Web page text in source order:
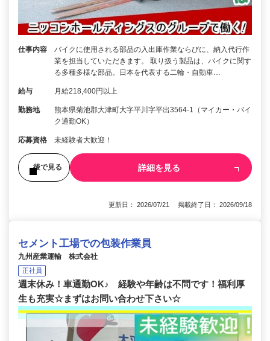
仕事内容
バイクに使用される部品の入出庫作業ならびに、納入代行作
業を担当していただきます。 取り扱う製品は、バイクに関す
る多種多様な部品。日本を代表する二輪・自動車…
給与 月給218,400円以上
勤務地
熊本県菊池郡大津町大字平川字平出3564-1（マイカー・バイ
ク通勤OK）
応募資格 未経験者大歓迎！
後で見る 詳細を見る
更新日： 2026/07/21 掲載終了日： 2026/09/18
セメント工場での包装作業員
九州産業運輸 株式会社
正社員
週末休み！車通勤OK♪ 経験や年齢は不問です！福利厚
生も充実☆まずはお問い合わせ下さい☆